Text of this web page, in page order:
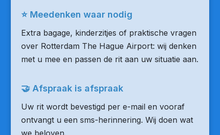
⭐ Meedenken waar nodig
Extra bagage, kinderzitjes of praktische vragen
over Rotterdam The Hague Airport: wij denken
met u mee en passen de rit aan uw situatie aan.
🤝 Afspraak is afspraak
Uw rit wordt bevestigd per e-mail en vooraf
ontvangt u een sms-herinnering. Wij doen wat
we beloven.